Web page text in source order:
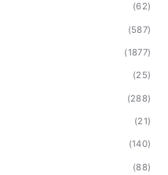
(62)
(587)
(1877)
(25)
(288)
(21)
(140)
(88)